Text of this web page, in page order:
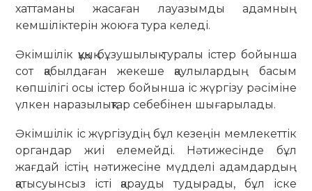
хаттаманы жасаған лауазымды адамның
кемшіліктерін жоюға тура келеді.
Әкімшілік құқық бұзушылық туралы істер бойынша
сот қабылдаған жекеше қаулылардың басым
көпшілігі осы істер бойынша іс жүргізу рәсіміне
үлкен наразылықтар себебінен шығарылады.
Әкімшілік іс жүргізудің бұл кезеңін мемлекеттік
органдар жиі елемейді. Нәтижесінде бұл
жағдай істің нәтижесіне мүдделі адамдардың
қатысуынсыз істі қарауды тудырады, бұл іске